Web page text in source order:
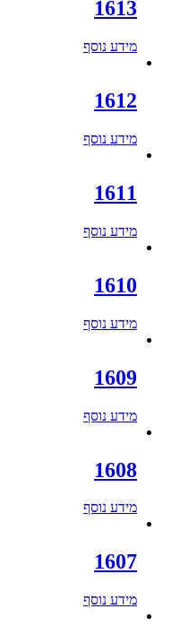
1613
מידע נוסף
1612
מידע נוסף
1611
מידע נוסף
1610
מידע נוסף
1609
מידע נוסף
1608
מידע נוסף
1607
מידע נוסף